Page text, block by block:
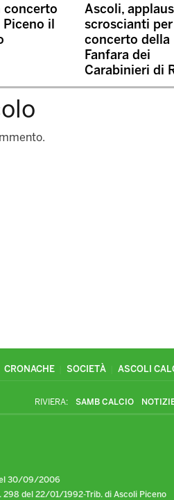
concerto
il
Ascoli,
scroscianti per
concerto della
Fanfara dei
Carabinieri di
CRONACHE SOCIETÀ ASCOLI
RIVIERA: SAMB CALCIO
30/09/2006
298 del 22/01/1992-Trib. di Ascoli Piceno